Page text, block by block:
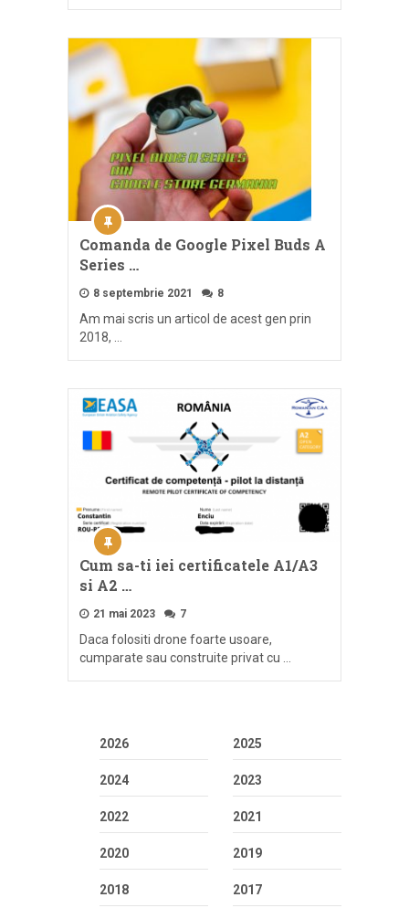
Comanda de Google Pixel Buds A
Series …
8 septembrie 2021 8
Am mai scris un articol de acest gen prin
2018, …
Cum sa-ti iei certificatele A1/A3
si A2 …
21 mai 2023 7
Daca folositi drone foarte usoare,
cumparate sau construite privat cu …
2026 2025
2024 2023
2022 2021
2020 2019
2018 2017